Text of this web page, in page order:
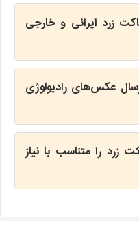
زرد ایرانی و خارجی
عکس‌های رادیولوژی
زرد را متناسب با نیاز